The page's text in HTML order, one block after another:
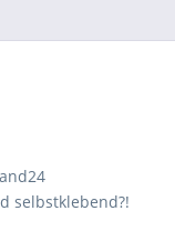
selbstklebend?!